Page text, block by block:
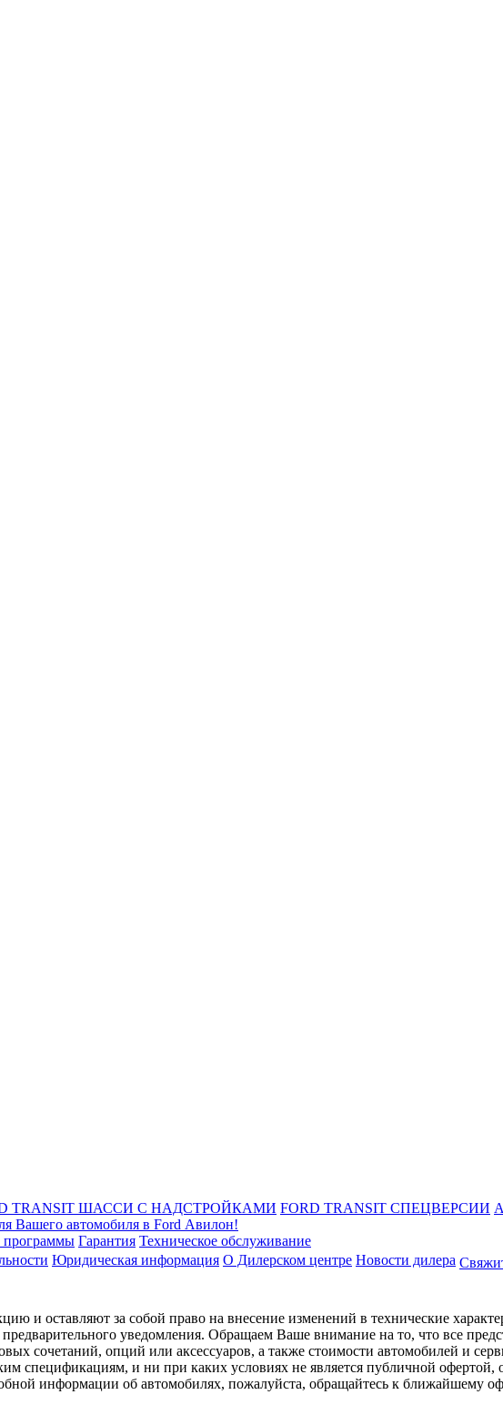
TRANSIT ШАССИ С НАДСТРОЙКАМИ FORD TRANSIT СПЕЦВЕРСИИ
Вашего автомобиля в Ford Авилон!
программы Гарантия Техническое обслуживание
Юридическая информация О Дилерском центре Новости дилера
и оставляют за собой право на внесение изменений в технические
уведомления. Обращаем Ваше внимание на то, что все
сочетаний, опций или аксессуаров, а также стоимости автомобилей и
спецификациям, и ни при каких условиях не является публичной
информации об автомобилях, пожалуйста, обращайтесь к ближайшему